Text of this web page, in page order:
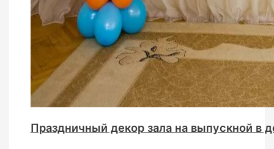
Праздничный декор зала на выпускной в